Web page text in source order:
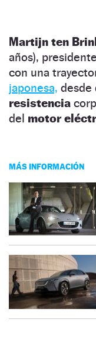
Martijn ten
años),
con una
japonesa, desde
resistencia
del motor
MÁS INFORMACIÓN